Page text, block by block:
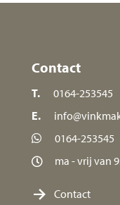
Contact
T.
0164-253545
E.
0164-253545
ma - vrij van
Contact